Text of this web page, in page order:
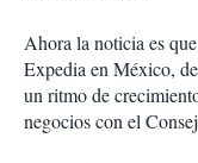
Ahora la noticia es que
Expedia en México,
un ritmo de
negocios con el